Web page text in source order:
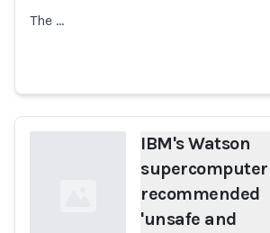
The …
IBM's Watson
supercomputer
recommended
'unsafe and